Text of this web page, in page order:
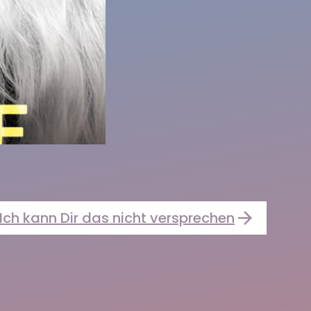
kann Dir das nicht versprechen